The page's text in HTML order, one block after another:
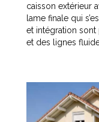
caisson extérieur
lame finale qui
et intégration sont
et des lignes